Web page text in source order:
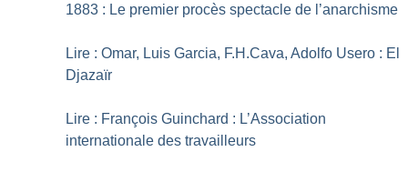
1883 : Le premier procès spectacle de l’anarchisme
Lire : Omar, Luis Garcia, F.H.Cava, Adolfo Usero : El
Djazaïr
Lire : François Guinchard : L’Association
internationale des travailleurs